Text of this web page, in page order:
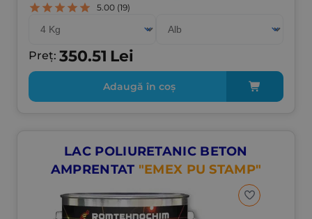
5.00 (19)
Preț: 350.51 Lei
Adaugă în coș
LAC POLIURETANIC BETON
AMPRENTAT "EMEX PU STAMP"